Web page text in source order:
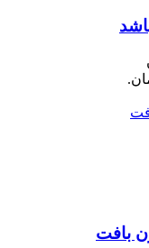
بافت